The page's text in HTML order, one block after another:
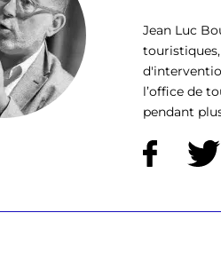
Jean Luc
l’office de
pendant